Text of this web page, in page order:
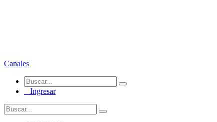
Canales
Ingresar